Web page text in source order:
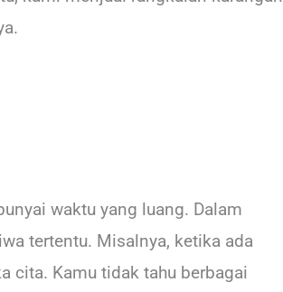
waktu yang luang. Dalam
tertentu. Misalnya, ketika ada
cita. Kamu tidak tahu berbagai